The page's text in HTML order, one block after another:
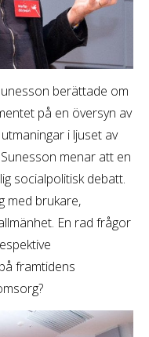
berättade om
på en översyn av
i ljuset av
Sunesson menar att en
socialpolitisk debatt.
med brukare,
En rad frågor
framtidens